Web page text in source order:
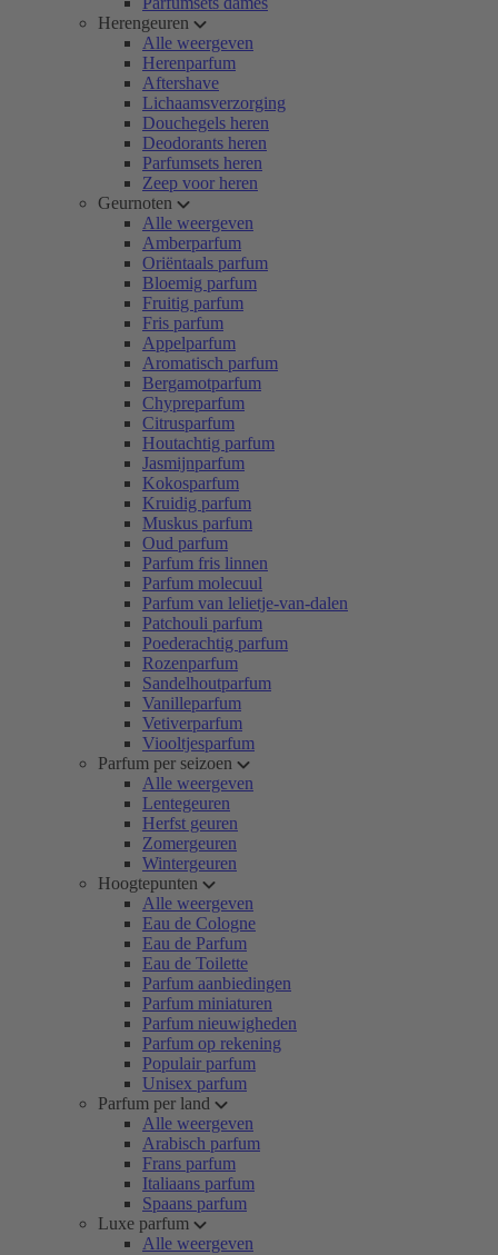
Herengeuren
Alle weergeven
Herenparfum
Aftershave
Lichaamsverzorging
Douchegels heren
Deodorants heren
Parfumsets heren
Zeep voor heren
Geurnoten
Alle weergeven
Amberparfum
Oriëntaals parfum
Bloemig parfum
Fruitig parfum
Fris parfum
Appelparfum
Aromatisch parfum
Bergamotparfum
Chypreparfum
Citrusparfum
Houtachtig parfum
Jasmijnparfum
Kokosparfum
Kruidig parfum
Muskus parfum
Oud parfum
Parfum fris linnen
Parfum molecuul
Parfum van lelietje-van-dalen
Patchouli parfum
Poederachtig parfum
Rozenparfum
Sandelhoutparfum
Vanilleparfum
Vetiverparfum
Viooltjesparfum
Parfum per seizoen
Alle weergeven
Lentegeuren
Herfst geuren
Zomergeuren
Wintergeuren
Hoogtepunten
Alle weergeven
Eau de Cologne
Eau de Parfum
Eau de Toilette
Parfum aanbiedingen
Parfum miniaturen
Parfum nieuwigheden
Parfum op rekening
Populair parfum
Unisex parfum
Parfum per land
Alle weergeven
Arabisch parfum
Frans parfum
Italiaans parfum
Spaans parfum
Luxe parfum
Alle weergeven